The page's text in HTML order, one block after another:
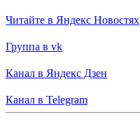
Читайте в Яндекс Новостях
Группа в vk
Канал в Яндекс Дзен
Канал в Telegram